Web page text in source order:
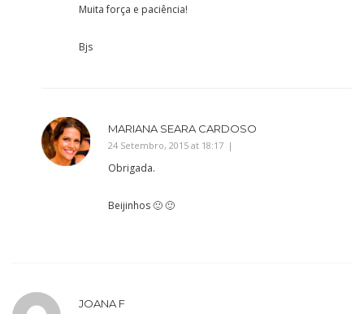
Muita força e paciência!
Bjs
MARIANA SEARA CARDOSO
24 Setembro, 2015 at 18:17
Obrigada.
Beijinhos 🙂 🙂
JOANA F